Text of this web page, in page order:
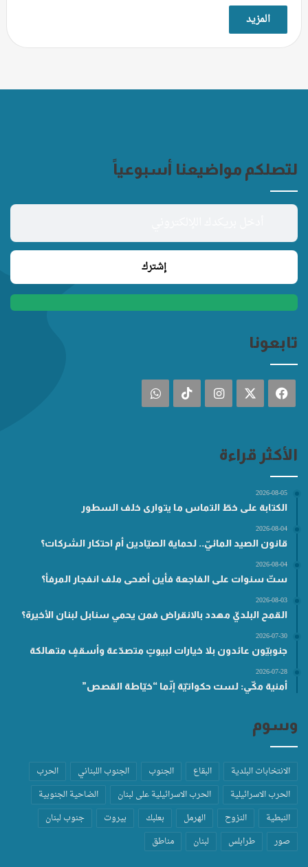
المزيد
لتصلكم مواضيعنا أسبوعياً
تابعونا
فيسبوك انستقرام ‫TikTokواتساب
الأكثر قراءة
2026-08-05
الكتابة على خطّ التماس ما يتوارى خلف السطور
2026-08-04
قانون الصيد المائيّ.. لحماية الصيّادين أم احتكار الشركات؟
2026-08-04
ستّ سنوات على الفاجعة فأين أضحى ملف انفجار المرفأ؟
2026-08-03
القمح البلديّ مهدد بالانقراض فمن يحمي سنابل لبنان الأخيرة؟
2026-07-30
جنوبيّون عائدون بلا خيارات لبيوتٍ متصدّعة وأسقفٍ متهالكة
2026-07-28
أمنية مكّي: لست حكواتيّة إنّما “خيّاطة القصص”
وسوم
الانتخابات البلدية البقاع الجنوب الجنوب اللبناني
الحرب
الحرب الاسرائيلية
الحرب الاسرائيلية على لبنان
الضاحية الجنوبية
النبطية
النزوح الهرمل بعلبك بيروت
جنوب لبنان
صور
طرابلس لبنان مناطق